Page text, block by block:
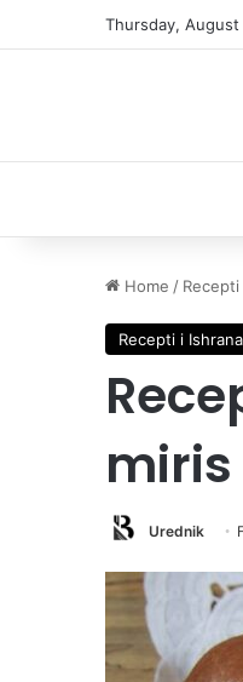
Thursday,
Home /
Recepti i Ishrana
Urednik